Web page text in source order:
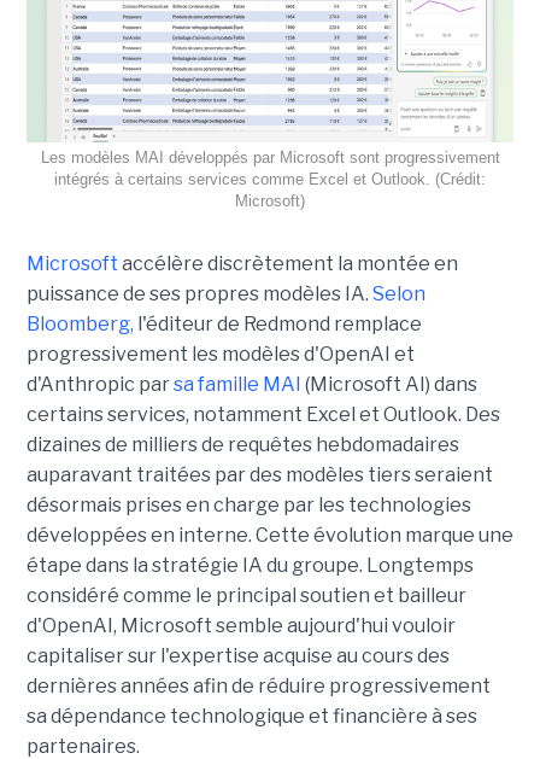
Les modèles MAI développés par Microsoft sont progressivement
intégrés à certains services comme Excel et Outlook. (Crédit:
Microsoft)
Microsoft accélère discrètement la montée en
puissance de ses propres modèles IA. Selon
Bloomberg, l'éditeur de Redmond remplace
progressivement les modèles d'OpenAI et
d'Anthropic parsa famille MAI (Microsoft AI) dans
certains services, notamment Excel et Outlook. Des
dizaines de milliers de requêtes hebdomadaires
auparavant traitées par des modèles tiers seraient
désormais prises en charge par les technologies
développées en interne. Cette évolution marque une
étape dans la stratégie IA du groupe. Longtemps
considéré comme le principal soutien et bailleur
d'OpenAI, Microsoft semble aujourd'hui vouloir
capitaliser sur l'expertise acquise au cours des
dernières années afin de réduire progressivement
sa dépendance technologique et financière à ses
partenaires.